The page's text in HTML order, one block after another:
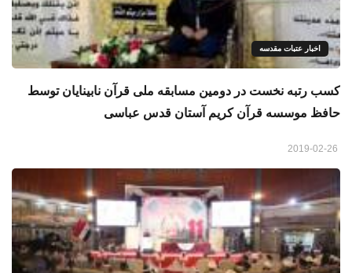
اخبار عتبات مقدسه
کسب رتبه نخست در دومین مسابقه ملی قرآن نابینایان توسط
حافظ موسسه قرآن کریم آستان قدس عباسی